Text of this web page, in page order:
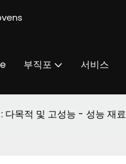
부직포 서비스
다목적 및 고성능 - 성능 재료